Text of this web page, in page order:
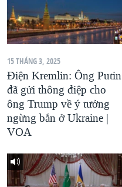
15 THÁNG 3, 2025
Điện Kremlin: Ông Putin
đã gửi thông điệp cho
ông Trump về ý tưởng
ngừng bắn ở Ukraine |
VOA